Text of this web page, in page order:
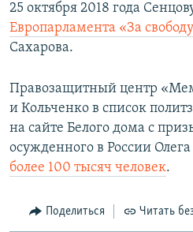
​25 октября 2018 года
Европарламента «За
Сахарова.
Правозащитный центр
и Кольченко в список
на сайте Белого дома с
осужденного в России
более 100 тысяч человек.
Поделиться Читать